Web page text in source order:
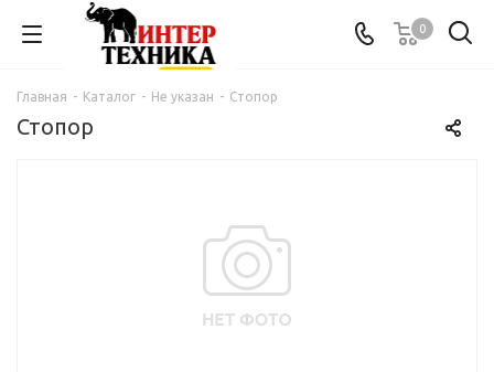
0
Главная - Каталог - Не указан - Стопор
Стопор